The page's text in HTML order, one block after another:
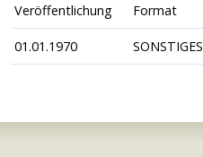
Veröffentlichung Format
01.01.1970 SONSTIGES